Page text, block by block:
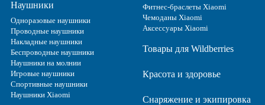
Наушники
Одноразовые наушники
Проводные наушники
Накладные наушники
Беспроводные наушники
Наушники на молнии
Игровые наушники
Спортивные наушники
Наушники Xiaomi
Фитнес-браслеты Xiaomi
Чемоданы Xiaomi
Аксессуары Xiaomi
Товары для Wildberries
Красота и здоровье
Снаряжение и экипировка